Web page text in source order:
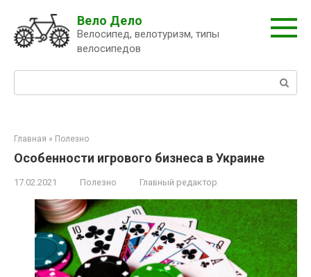
контенту
Вело Дело
Велосипед, велотуризм, типы
велосипедов
Главная » Полезно
Особенности игрового бизнеса в Украине
17.02.2021 Полезно Главный редактор